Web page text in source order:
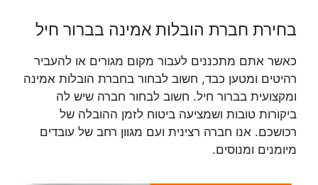
בחירת חברת הובלות אמינה בברור חיל
כאשר אתם מתכננים לעבור מקום מגורים או להעביר
רהיטים ומטען כבד, חשוב לבחור בחברת הובלות אמינה
ומקצועית בברור חיל. חשוב לבחור חברה שיש לה
ביקורות טובות ושמציעה ביטוח לזמן ההובלה של
רכושכם. אנו חברה רצינית ועם מגוון רחב של עובדים
מיומנים ומנוסים.